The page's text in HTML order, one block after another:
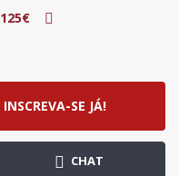
125€
INSCREVA-SE JÁ!
CHAT